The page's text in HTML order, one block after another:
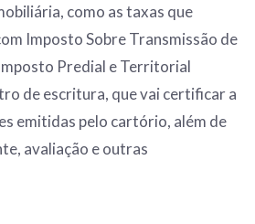
como as taxas que
Imposto Sobre Transmissão de
Predial e Territorial
de escritura, que vai certificar a
emitidas pelo cartório, além de
avaliação e outras